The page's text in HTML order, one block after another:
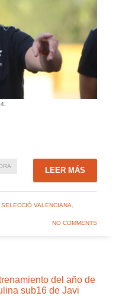
LEER MÁS
VALENCIANA
NO COMMENTS
del año de
sub16 de Javi